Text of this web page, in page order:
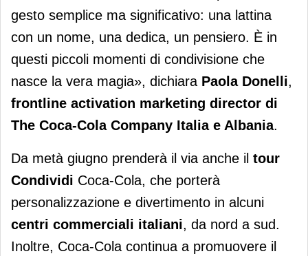
gesto semplice ma significativo: una lattina
con un nome, una dedica, un pensiero. È in
questi piccoli momenti di condivisione che
nasce la vera magia», dichiara Paola Donelli,
frontline activation marketing director di
The Coca-Cola Company Italia e Albania.
Da metà giugno prenderà il via anche il tour
Condividi Coca-Cola, che porterà
personalizzazione e divertimento in alcuni
centri commerciali italiani, da nord a sud.
Inoltre, Coca-Cola continua a promuovere il